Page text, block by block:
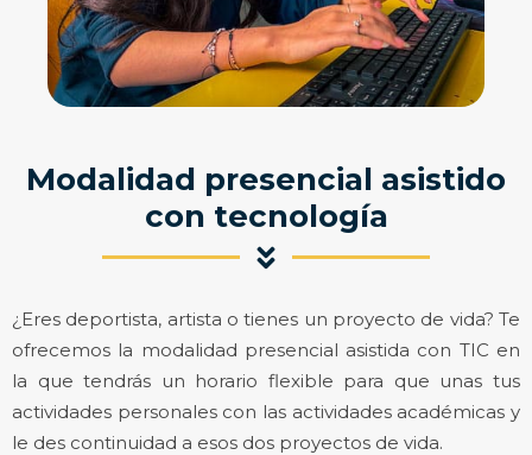
Modalidad presencial asistido
con tecnología
¿Eres deportista, artista o tienes un proyecto de vida? Te
ofrecemos la modalidad presencial asistida con TIC en
la que tendrás un horario flexible para que unas tus
actividades personales con las actividades académicas y
le des continuidad a esos dos proyectos de vida.